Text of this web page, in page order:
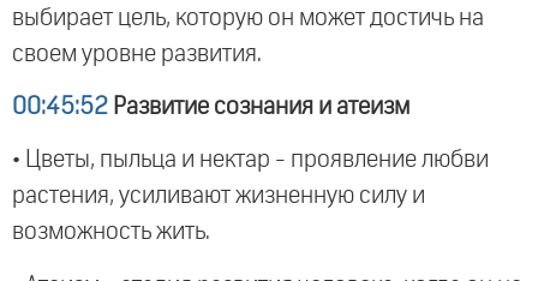
выбирает цель, которую он может достичь на
своем уровне развития.
00:45:52 Развитие сознания и атеизм
• Цветы, пыльца и нектар - проявление любви
растения, усиливают жизненную силу и
возможность жить.